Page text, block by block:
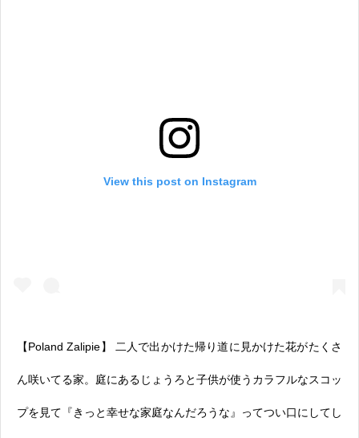
View this post on Instagram
【Poland Zalipie】 二人で出かけた帰り道に見かけた花がたくさ
ん咲いてる家。庭にあるじょうろと子供が使うカラフルなスコッ
プを見て『きっと幸せな家庭なんだろうな』ってつい口にしてし